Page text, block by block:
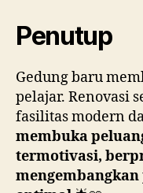
Penutup
Gedung baru
pelajar. Renovasi
fasilitas modern
membuka
termotivasi,